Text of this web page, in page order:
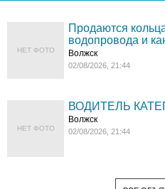
НЕТ ФОТО
Продаются
водопровода и
Волжск
02/08/2026, 21:44
НЕТ ФОТО
ВОДИТЕЛЬ
Волжск
02/08/2026, 21:44